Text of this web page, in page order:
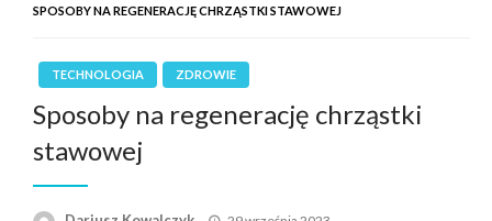
SPOSOBY NA REGENERACJĘ CHRZĄSTKI STAWOWEJ
TECHNOLOGIA ZDROWIE
Sposoby na regenerację chrząstki
stawowej